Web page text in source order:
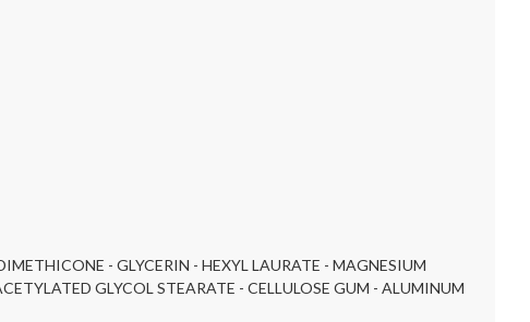
- GLYCERIN - HEXYL LAURATE - MAGNESIUM
GLYCOL STEARATE - CELLULOSE GUM - ALUMINUM